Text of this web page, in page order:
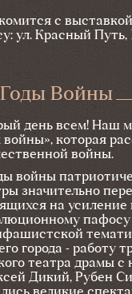
с
ул. Красный Путь,
Войны
день всем! Наш
войны», которая
войны.
войны
значительно
на
пафосу
города - работу
театра драмы с
Дикий, Рубен